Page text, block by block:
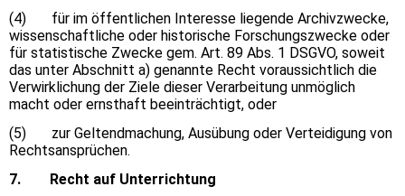
(4) für im öffentlichen Interesse liegende Archivzwecke,
wissenschaftliche oder historische Forschungszwecke oder
für statistische Zwecke gem. Art. 89 Abs. 1 DSGVO, soweit
das unter Abschnitt a) genannte Recht voraussichtlich die
Verwirklichung der Ziele dieser Verarbeitung unmöglich
macht oder ernsthaft beeinträchtigt, oder
(5) zur Geltendmachung, Ausübung oder Verteidigung von
Rechtsansprüchen.
7. Recht auf Unterrichtung